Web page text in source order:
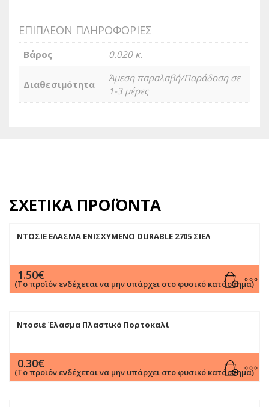
ΕΠΙΠΛΈΟΝ ΠΛΗΡΟΦΟΡΊΕΣ
Βάρος 0.020 κ.
Διαθεσιμότητα
Άμεση παραλαβή/Παράδοση σε
1-3 μέρες
ΣΧΕΤΙΚΆ ΠΡΟΪΌΝΤΑ
ΝΤΟΣΙΕ ΕΛΑΣΜΑ ΕΝΙΣΧΥΜΕΝΟ DURABLE 2705 ΣΙΕΛ
1.50€
(Το προϊόν ενδέχεται να μην υπάρχει στο φυσικό κατάστημα)
Ντοσιέ Έλασμα Πλαστικό Πορτοκαλί
0.30€
(Το προϊόν ενδέχεται να μην υπάρχει στο φυσικό κατάστημα)